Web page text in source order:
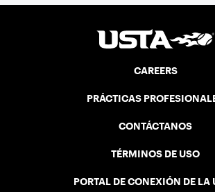
CAREERS
PRÁCTICAS
CONTÁCTANOS
TÉRMINOS DE USO
PORTAL DE CONEXIÓN DE LA